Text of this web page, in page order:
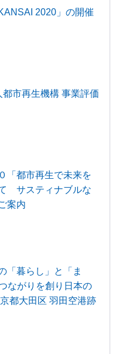
2020」の開催
市再生機構 事業評価
「都市再生で未来を
サスティナブルな
案内
「暮らし」と「ま
ながりを創り日本の
都大田区 羽田空港跡